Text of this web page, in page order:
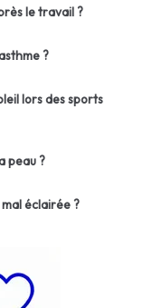
le travail ?
?
lors des sports
peau ?
éclairée ?